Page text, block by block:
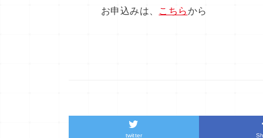
お申込みは、 こちらから
twitter